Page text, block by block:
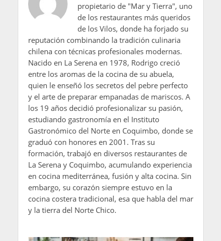
propietario de "Mar y Tierra", uno
de los restaurantes más queridos
de los Vilos, donde ha forjado su
reputación combinando la tradición culinaria
chilena con técnicas profesionales modernas.
Nacido en La Serena en 1978, Rodrigo creció
entre los aromas de la cocina de su abuela,
quien le enseñó los secretos del pebre perfecto
y el arte de preparar empanadas de mariscos. A
los 19 años decidió profesionalizar su pasión,
estudiando gastronomía en el Instituto
Gastronómico del Norte en Coquimbo, donde se
graduó con honores en 2001. Tras su
formación, trabajó en diversos restaurantes de
La Serena y Coquimbo, acumulando experiencia
en cocina mediterránea, fusión y alta cocina. Sin
embargo, su corazón siempre estuvo en la
cocina costera tradicional, esa que habla del mar
y la tierra del Norte Chico.